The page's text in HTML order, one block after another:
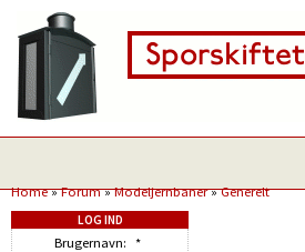
Home»Forum»Modeljernbaner»Generelt
LOG IND
Brugernavn: *